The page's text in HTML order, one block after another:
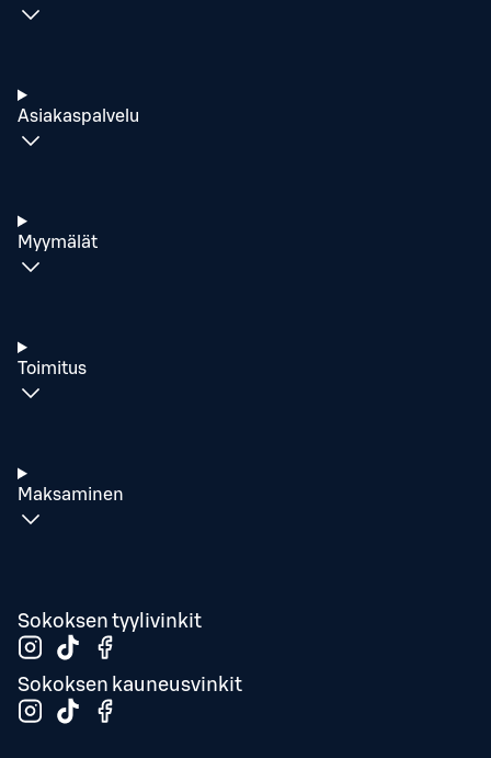
Asiakaspalvelu
Myymälät
Toimitus
Maksaminen
Sokoksen tyylivinkit
Sokoksen kauneusvinkit